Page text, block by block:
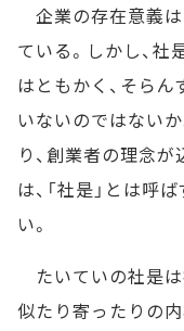
企業の存在意義は
ている。しかし、
はともかく、そら
いないのではない
り、創業者の理念
は、「社是」とは呼
い。
たいていの社是は
似たり寄ったりの内